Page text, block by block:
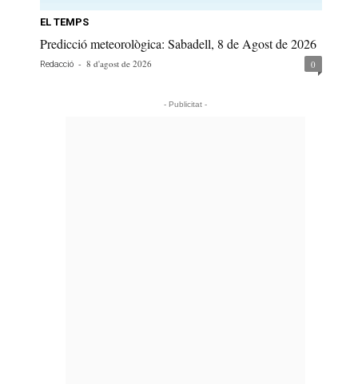
EL TEMPS
Predicció meteorològica: Sabadell, 8 de Agost de 2026
Redacció - 8 d'agost de 2026 0
- Publicitat -